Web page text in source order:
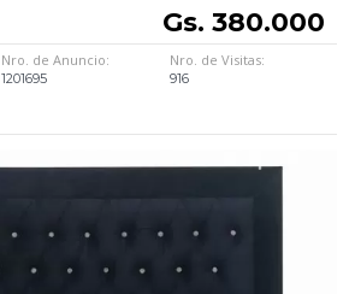
Gs. 380.000
Nro. de Anuncio:
1201695
Nro. de Visitas:
916